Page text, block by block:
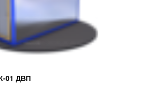
01 ДВП